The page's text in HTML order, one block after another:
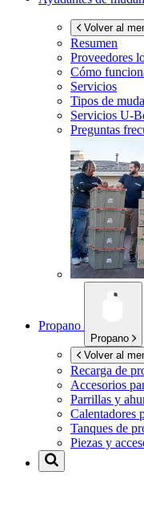
Volver al
Resumen
Proveedores
Cómo
Servicios
Tipos de
Servicios U-
Preguntas
Propano
Propano
Volver al
Recarga de
Accesorios
Parrillas y
Calentadores
Tanques de
Piezas y